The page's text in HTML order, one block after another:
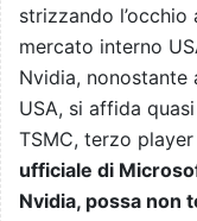
strizzando
mercato interno
Nvidia, nonostante
USA, si affida
TSMC, terzo
ufficiale di
Nvidia, possa non